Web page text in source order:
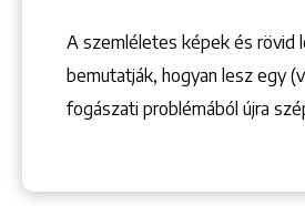
A szemléletes képek és rövid
bemutatják, hogyan lesz egy
fogászati problémából újra